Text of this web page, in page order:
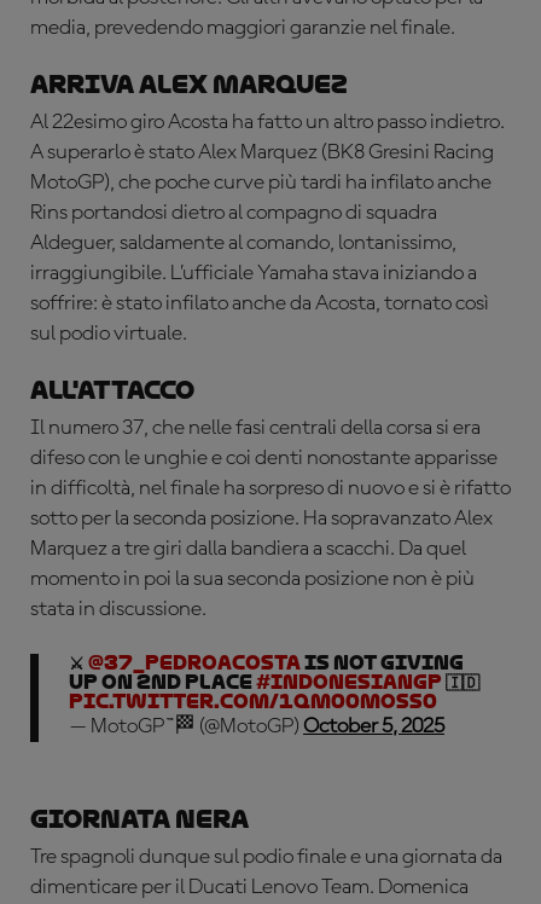
media, prevedendo maggiori garanzie nel finale.
Arriva Alex Marquez
Al 22esimo giro Acosta ha fatto un altro passo indietro.
A superarlo è stato Alex Marquez (BK8 Gresini Racing
MotoGP), che poche curve più tardi ha infilato anche
Rins portandosi dietro al compagno di squadra
Aldeguer, saldamente al comando, lontanissimo,
irraggiungibile. L’ufficiale Yamaha stava iniziando a
soffrire: è stato infilato anche da Acosta, tornato così
sul podio virtuale.
All'attacco
Il numero 37, che nelle fasi centrali della corsa si era
difeso con le unghie e coi denti nonostante apparisse
in difficoltà, nel finale ha sorpreso di nuovo e si è rifatto
sotto per la seconda posizione. Ha sopravanzato Alex
Marquez a tre giri dalla bandiera a scacchi. Da quel
momento in poi la sua seconda posizione non è più
stata in discussione.
⚔️ @37_pedroacostais NOT giving
up on 2nd place#IndonesianGP 🇮🇩
pic.twitter.com/1QM00MoSS0
— MotoGP™🏁 (@MotoGP) October 5, 2025
Giornata nera
Tre spagnoli dunque sul podio finale e una giornata da
dimenticare per il Ducati Lenovo Team. Domenica